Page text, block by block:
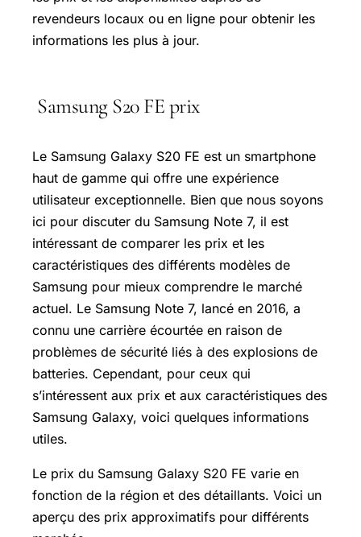
revendeurs locaux ou en ligne pour obtenir les
informations les plus à jour.
Samsung S20 FE prix
Le Samsung Galaxy S20 FE est un smartphone
haut de gamme qui offre une expérience
utilisateur exceptionnelle. Bien que nous soyons
ici pour discuter du Samsung Note 7, il est
intéressant de comparer les prix et les
caractéristiques des différents modèles de
Samsung pour mieux comprendre le marché
actuel. Le Samsung Note 7, lancé en 2016, a
connu une carrière écourtée en raison de
problèmes de sécurité liés à des explosions de
batteries. Cependant, pour ceux qui
s’intéressent aux prix et aux caractéristiques des
Samsung Galaxy, voici quelques informations
utiles.
Le prix du Samsung Galaxy S20 FE varie en
fonction de la région et des détaillants. Voici un
aperçu des prix approximatifs pour différents